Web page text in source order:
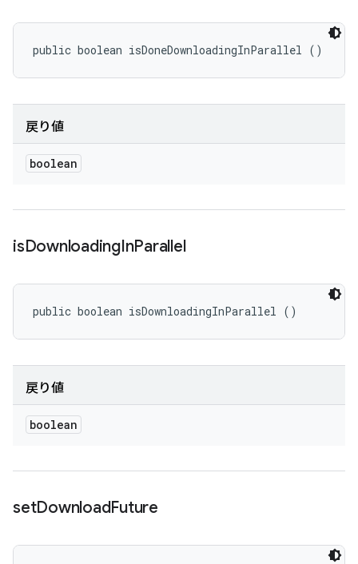
public boolean isDoneDownloadingInParallel ()
戻り値
boolean
isDownloadingInParallel
public boolean isDownloadingInParallel ()
戻り値
boolean
setDownloadFuture